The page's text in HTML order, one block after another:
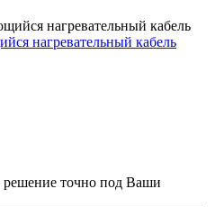
нагревательный кабель
точно под Ваши